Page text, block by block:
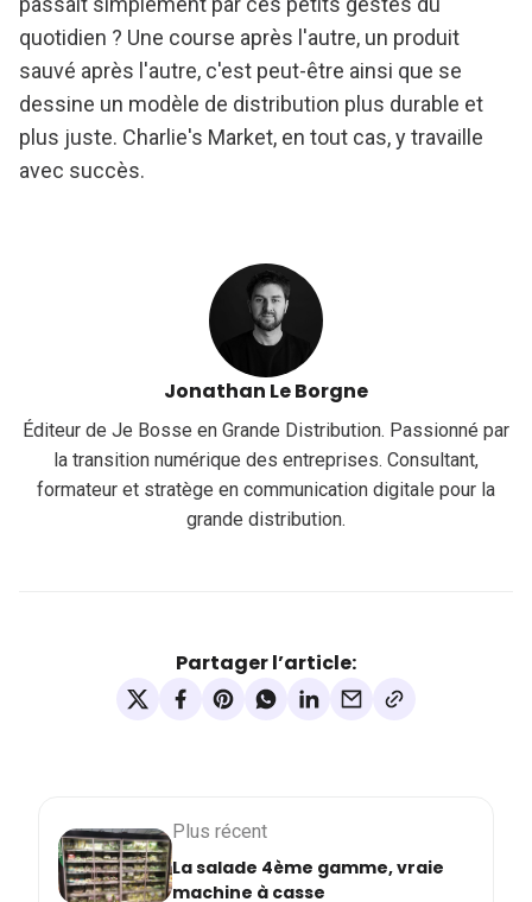
quotidien ? Une course après l'autre, un produit
sauvé après l'autre, c'est peut-être ainsi que se
dessine un modèle de distribution plus durable et
plus juste. Charlie's Market, en tout cas, y travaille
avec succès.
Jonathan Le Borgne
Éditeur de Je Bosse en Grande Distribution. Passionné par
la transition numérique des entreprises. Consultant,
formateur et stratège en communication digitale pour la
grande distribution.
Partager l’article:
Plus récent
La salade 4ème gamme, vraie
machine à casse